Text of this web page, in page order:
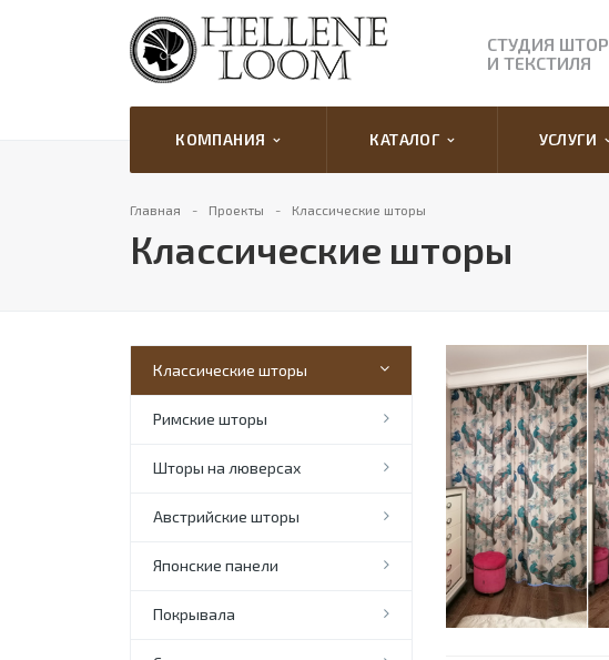
СТУДИЯ ШТОР
И ТЕКСТИЛЯ
КОМПАНИЯ КАТАЛОГ УСЛУГИ
Главная Проекты Классические шторы
Классические шторы
Классические шторы
Римские шторы
Шторы на люверсах
Австрийские шторы
Японские панели
Покрывала